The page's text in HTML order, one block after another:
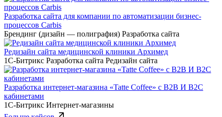
Разработка сайта для компании по автоматизации бизнес-
процессов Carbis
Брендинг (дизайн — полиграфия) Разработка сайта
Редизайн сайта медицинской клиники Архимед
1С-Битрикс Разработка сайта Редизайн сайта
Разработка интернет-магазина «Tatte Coffee» с B2B И B2C
кабинетами
1С-Битрикс Интернет-магазины
Больше кейсов